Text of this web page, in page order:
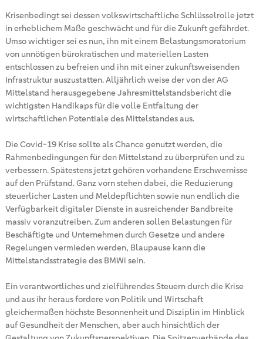
Krisenbedingt sei dessen volkswirtschaftliche Schlüsselrolle jetzt
in erheblichem Maße geschwächt und für die Zukunft gefährdet.
Umso wichtiger sei es nun, ihn mit einem Belastungsmoratorium
von unnötigen bürokratischen und materiellen Lasten
entschlossen zu befreien und ihn mit einer zukunftsweisenden
Infrastruktur auszustatten. Alljährlich weise der von der AG
Mittelstand herausgegebene Jahresmittelstandsbericht die
wichtigsten Handikaps für die volle Entfaltung der
wirtschaftlichen Potentiale des Mittelstandes aus.
Die Covid-19 Krise sollte als Chance genutzt werden, die
Rahmenbedingungen für den Mittelstand zu überprüfen und zu
verbessern. Spätestens jetzt gehören vorhandene Erschwernisse
auf den Prüfstand. Ganz vorn stehen dabei, die Reduzierung
steuerlicher Lasten und Meldepflichten sowie nun endlich die
Verfügbarkeit digitaler Dienste in ausreichender Bandbreite
massiv voranzutreiben. Zum anderen sollen Belastungen für
Beschäftigte und Unternehmen durch Gesetze und andere
Regelungen vermieden werden, Blaupause kann die
Mittelstandsstrategie des BMWi sein.
Ein verantwortliches und zielführendes Steuern durch die Krise
und aus ihr heraus fordere von Politik und Wirtschaft
gleichermaßen höchste Besonnenheit und Disziplin im Hinblick
auf Gesundheit der Menschen, aber auch hinsichtlich der